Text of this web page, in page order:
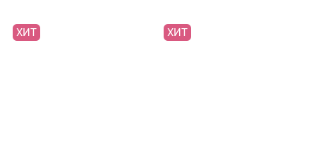
ХИТ ХИТ